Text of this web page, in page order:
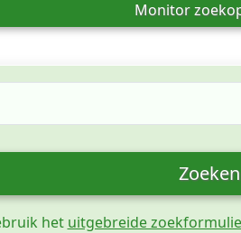
Monitor
Zoeken
het uitgebreide